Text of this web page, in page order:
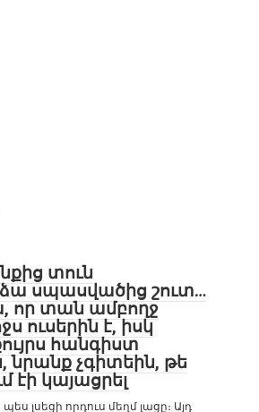
տուն
սպասվածից շուտ…
որ տան ամբողջ
ուսերին է, իսկ
հանգիստ
նրանք չգիտեին, թե
էի կայացրել
լսեցի որդուս մեղմ լացը։ Այդ